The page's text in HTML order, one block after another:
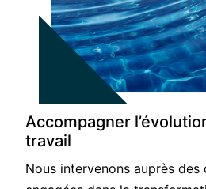
Accompagner
travail
Nous intervenons auprès des